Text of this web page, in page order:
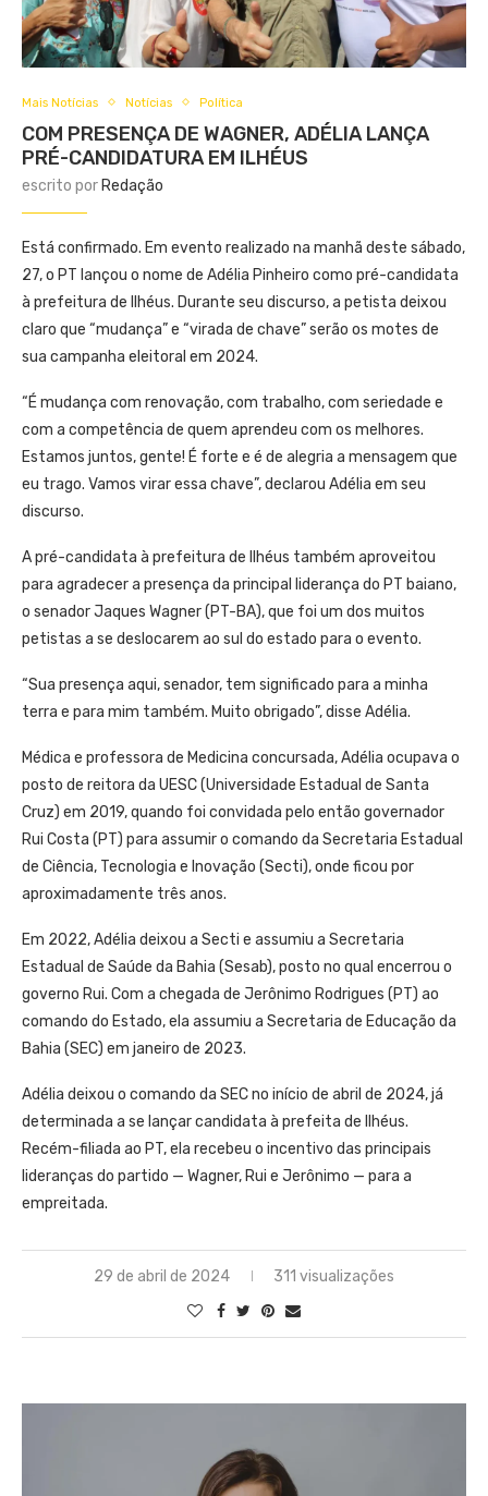
Mais Notícias Notícias Política
COM PRESENÇA DE WAGNER, ADÉLIA LANÇA
PRÉ-CANDIDATURA EM ILHÉUS
escrito por Redação
Está confirmado. Em evento realizado na manhã deste sábado,
27, o PT lançou o nome de Adélia Pinheiro como pré-candidata
à prefeitura de Ilhéus. Durante seu discurso, a petista deixou
claro que “mudança” e “virada de chave” serão os motes de
sua campanha eleitoral em 2024.
“É mudança com renovação, com trabalho, com seriedade e
com a competência de quem aprendeu com os melhores.
Estamos juntos, gente! É forte e é de alegria a mensagem que
eu trago. Vamos virar essa chave”, declarou Adélia em seu
discurso.
A pré-candidata à prefeitura de Ilhéus também aproveitou
para agradecer a presença da principal liderança do PT baiano,
o senador Jaques Wagner (PT-BA), que foi um dos muitos
petistas a se deslocarem ao sul do estado para o evento.
“Sua presença aqui, senador, tem significado para a minha
terra e para mim também. Muito obrigado”, disse Adélia.
Médica e professora de Medicina concursada, Adélia ocupava o
posto de reitora da UESC (Universidade Estadual de Santa
Cruz) em 2019, quando foi convidada pelo então governador
Rui Costa (PT) para assumir o comando da Secretaria Estadual
de Ciência, Tecnologia e Inovação (Secti), onde ficou por
aproximadamente três anos.
Em 2022, Adélia deixou a Secti e assumiu a Secretaria
Estadual de Saúde da Bahia (Sesab), posto no qual encerrou o
governo Rui. Com a chegada de Jerônimo Rodrigues (PT) ao
comando do Estado, ela assumiu a Secretaria de Educação da
Bahia (SEC) em janeiro de 2023.
Adélia deixou o comando da SEC no início de abril de 2024, já
determinada a se lançar candidata à prefeita de Ilhéus.
Recém-filiada ao PT, ela recebeu o incentivo das principais
lideranças do partido — Wagner, Rui e Jerônimo — para a
empreitada.
29 de abril de 2024 311 visualizações